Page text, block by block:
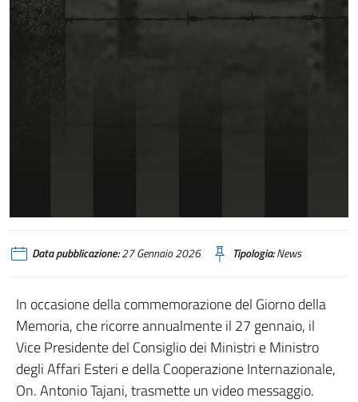
Data pubblicazione:27 Gennaio 2026 Tipologia:News
In occasione della commemorazione del Giorno della
Memoria, che ricorre annualmente il 27 gennaio, il
Vice Presidente del Consiglio dei Ministri e Ministro
degli Affari Esteri e della Cooperazione Internazionale,
On. Antonio Tajani, trasmette un video messaggio.